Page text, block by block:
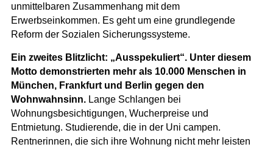
unmittelbaren Zusammenhang mit dem
Erwerbseinkommen. Es geht um eine grundlegende
Reform der Sozialen Sicherungssysteme.
Ein zweites Blitzlicht: „Ausspekuliert“. Unter diesem
Motto demonstrierten mehr als 10.000 Menschen in
München, Frankfurt und Berlin gegen den
Wohnwahnsinn.Lange Schlangen bei
Wohnungsbesichtigungen, Wucherpreise und
Entmietung. Studierende, die in der Uni campen.
Rentnerinnen, die sich ihre Wohnung nicht mehr leisten